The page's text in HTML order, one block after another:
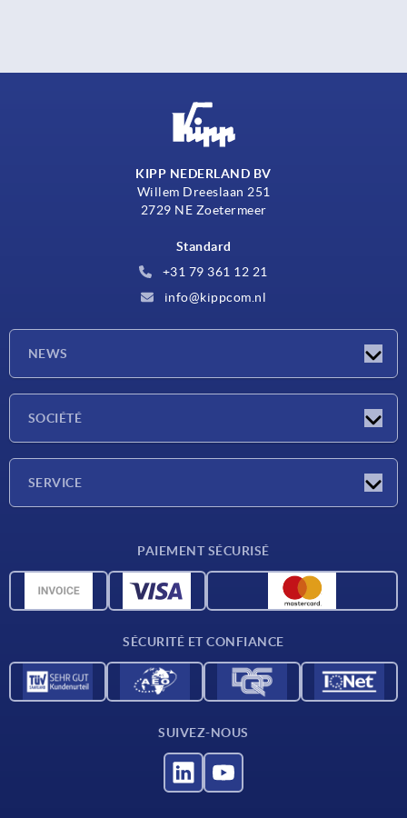
KIPP NEDERLAND BV
Willem Dreeslaan 251
2729 NE Zoetermeer
Standard
+31 79 361 12 21
info@kippcom.nl
NEWS
SOCIÉTÉ
SERVICE
Données CAO
PAIEMENT SÉCURISÉ
SÉCURITÉ ET CONFIANCE
SUIVEZ-NOUS